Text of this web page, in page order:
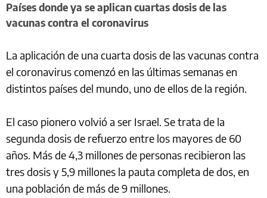
Países donde ya se aplican cuartas dosis de las
vacunas contra el coronavirus
La aplicación de una cuarta dosis de las vacunas contra
el coronavirus comenzó en las últimas semanas en
distintos países del mundo, uno de ellos de la región.
El caso pionero volvió a ser Israel. Se trata de la
segunda dosis de refuerzo entre los mayores de 60
años. Más de 4,3 millones de personas recibieron las
tres dosis y 5,9 millones la pauta completa de dos, en
una población de más de 9 millones.